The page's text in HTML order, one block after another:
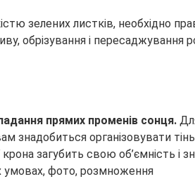
зелених листків, необхідно
обрізування і
прямих променів сонця.
знадобиться організовувати
загубить свою об’ємність і